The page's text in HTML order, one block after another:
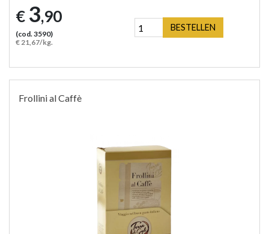
€ 3,90
(cod. 3590)
€ 21,67/kg.
BESTELLEN
Frollini al Caffè